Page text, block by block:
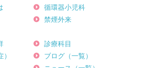
循環器小児科
禁煙外来
診療科目
ブログ（一覧）